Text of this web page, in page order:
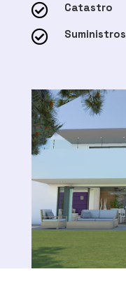
 Catastro
 Suministros